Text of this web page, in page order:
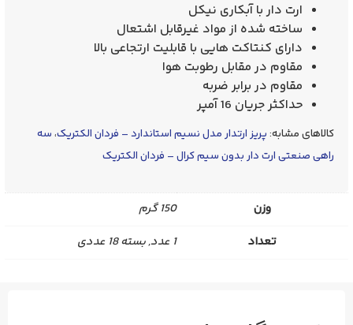
ارت دار با آبکاری نیکل
ساخته شده از مواد غیرقابل اشتعال
دارای کنتاکت هایی با قابلیت ارتجاعی بالا
مقاوم در مقابل رطوبت هوا
مقاوم در برابر ضربه
حداکثر جریان 16 آمپر
کالاهای مشابه: پریز ارتدار مدل نسیم استاندارد – فردان الکتریک، سه
راهی صنعتی ارت دار بدون سیم کرال – فردان الکتریک
وزن
150 گرم
تعداد
1 عدد, بسته 18 عددی